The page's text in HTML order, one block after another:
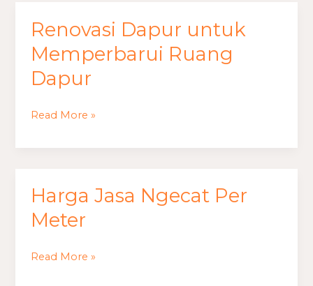
Renovasi Dapur untuk
Memperbarui Ruang
Dapur
Renovasi
Dapur
untuk
Memperbarui
Dapur
Read More »
Harga Jasa Ngecat Per
Meter
Harga
Jasa
Ngecat
Read More »